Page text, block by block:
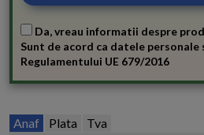
Da, vreau informatii despre
Sunt de acord ca datele
Regulamentului UE 679/2016
Anaf Plata Tva